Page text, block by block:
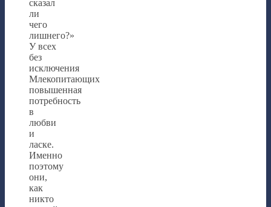
сказал
ли
чего
лишнего?»
У всех
без
исключения
Млекопитающих
повышенная
потребность
в
любви
и
ласке.
Именно
поэтому
они,
как
никто